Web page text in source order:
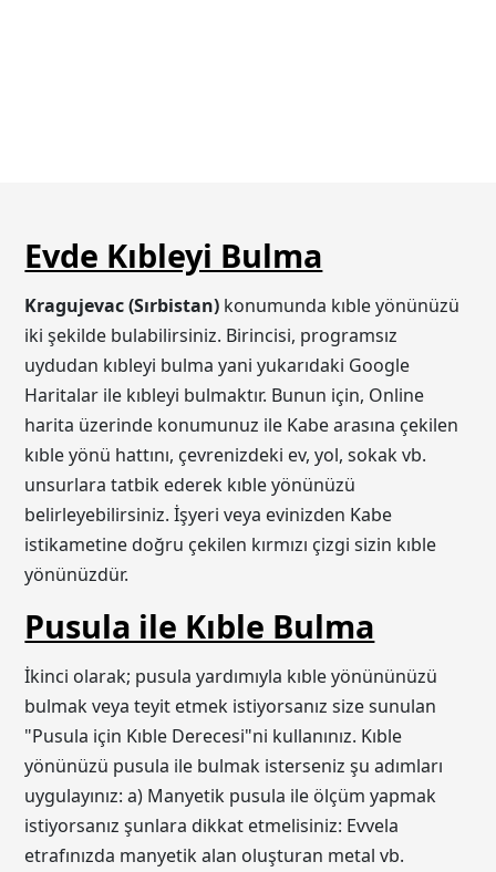
Evde Kıbleyi Bulma
Kragujevac (Sırbistan) konumunda kıble yönünüzü
iki şekilde bulabilirsiniz. Birincisi, programsız
uydudan kıbleyi bulma yani yukarıdaki Google
Haritalar ile kıbleyi bulmaktır. Bunun için, Online
harita üzerinde konumunuz ile Kabe arasına çekilen
kıble yönü hattını, çevrenizdeki ev, yol, sokak vb.
unsurlara tatbik ederek kıble yönünüzü
belirleyebilirsiniz. İşyeri veya evinizden Kabe
istikametine doğru çekilen kırmızı çizgi sizin kıble
yönünüzdür.
Pusula ile Kıble Bulma
İkinci olarak; pusula yardımıyla kıble yönününüzü
bulmak veya teyit etmek istiyorsanız size sunulan
"Pusula için Kıble Derecesi"ni kullanınız. Kıble
yönünüzü pusula ile bulmak isterseniz şu adımları
uygulayınız: a) Manyetik pusula ile ölçüm yapmak
istiyorsanız şunlara dikkat etmelisiniz: Evvela
etrafınızda manyetik alan oluşturan metal vb.